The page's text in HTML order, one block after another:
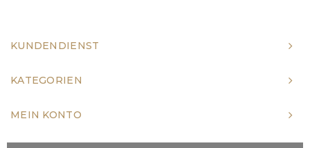
KUNDENDIENST
KATEGORIEN
MEIN KONTO